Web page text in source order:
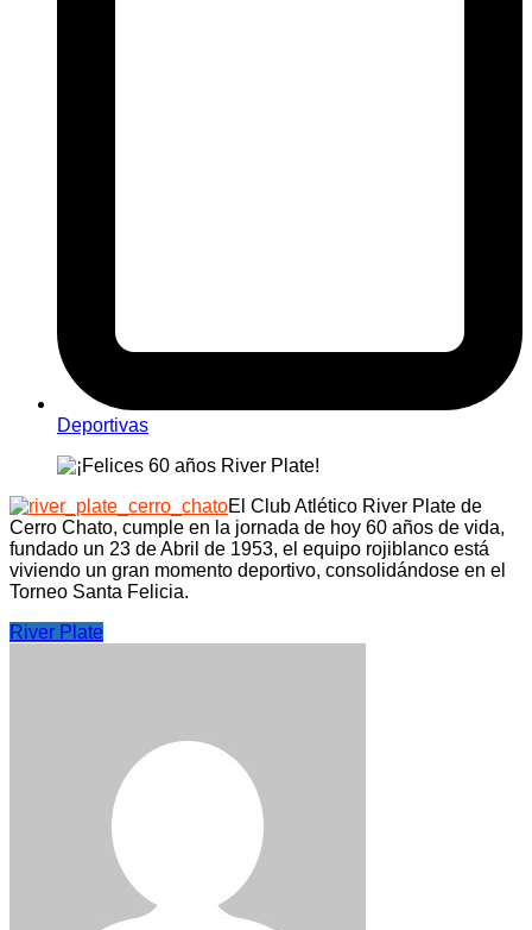
Deportivas
El Club Atlético River Plate de
Cerro Chato, cumple en la jornada de hoy 60 años de vida,
fundado un 23 de Abril de 1953, el equipo rojiblanco está
viviendo un gran momento deportivo, consolidándose en el
Torneo Santa Felicia.
River Plate